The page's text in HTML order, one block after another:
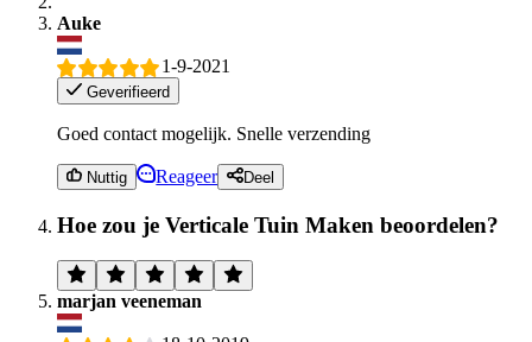
Auke
1-9-2021
Geverifieerd
Goed contact mogelijk. Snelle verzending
Nuttig Reageer Deel
Hoe zou je Verticale Tuin Maken beoordelen?
marjan veeneman